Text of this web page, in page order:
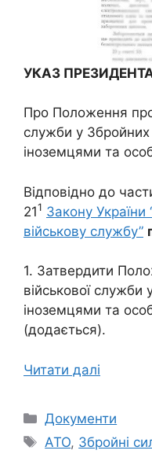
УКАЗ
Про Положення
служби у Збройних
іноземцями та
Відповідно до
211 Закону України
військову службу”
1. Затвердити
військової служби
іноземцями та
(додається).
Читати далі
Категорії
Документи
Позначки
АТО, Збройні